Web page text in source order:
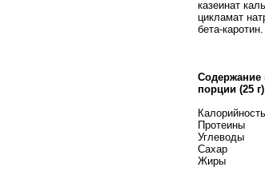
казеинат
цикламат
бета-каротин.
Содержание
порции (25
Калорийность
Протеины
Углеводы
Сахар
Жиры